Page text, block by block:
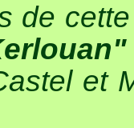
de
et